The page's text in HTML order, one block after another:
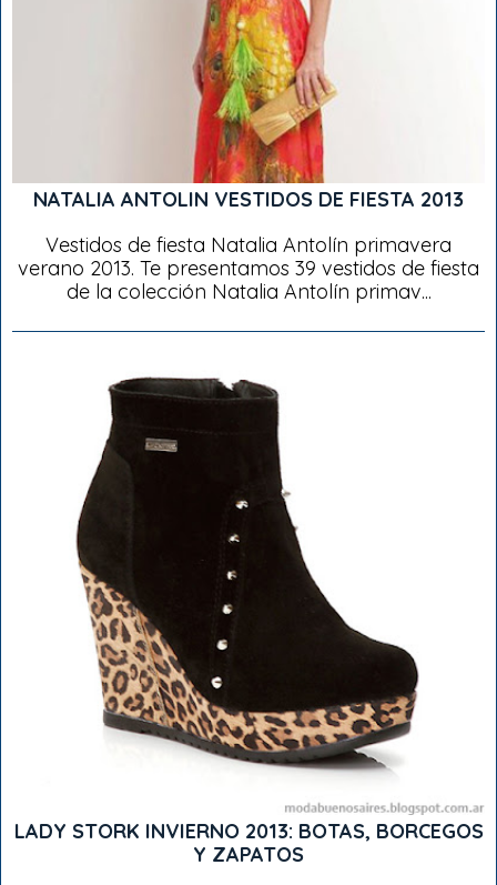
NATALIA ANTOLIN VESTIDOS DE FIESTA 2013
Vestidos de fiesta Natalia Antolín primavera
verano 2013. Te presentamos 39 vestidos de fiesta
de la colección Natalia Antolín primav...
LADY STORK INVIERNO 2013: BOTAS, BORCEGOS
Y ZAPATOS